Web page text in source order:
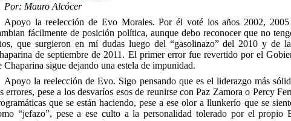
Por: Mauro Alcócer
Apoyo la reelección de Evo Morales. Por él voté los años 2002,
fácilmente de posición política, aunque debo reconocer que no
que surgieron en mí dudas luego del “gasolinazo” del 2010 y de
de septiembre de 2011. El primer error fue revertido por el
Chaparina sigue dejando una estela de impunidad.
Apoyo la reelección de Evo. Sigo pensando que es el liderazgo más
errores, pese a los desvaríos esos de reunirse con Paz Zamora o Percy
que se están haciendo, pese a ese olor a llunkerío que se
“jefazo”, pese a ese culto a la personalidad tolerado por el propio